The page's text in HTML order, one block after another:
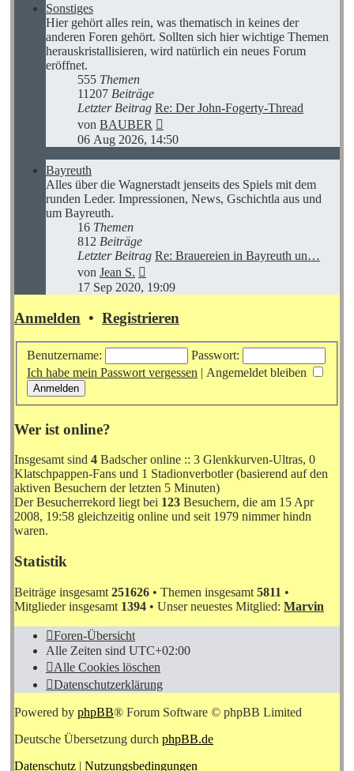
Sonstiges
Hier gehört alles rein, was thematisch in keines der
anderen Foren gehört. Sollten sich hier wichtige Themen
herauskristallisieren, wird natürlich ein neues Forum
eröffnet.
555 Themen
11207 Beiträge
Letzter Beitrag Re: Der John-Fogerty-Thread
von BAUBER
Beitrag
06 Aug 2026, 14:50
Bayreuth
Alles über die Wagnerstadt jenseits des Spiels mit dem
runden Leder. Impressionen, News, Gschichtla aus und
um Bayreuth.
16 Themen
812 Beiträge
Letzter Beitrag Re: Brauereien in Bayreuth un…
von Jean S.
Beitrag
17 Sep 2020, 19:09
Anmelden • Registrieren
Benutzername:
Passwort:
Ich habe mein Passwort vergessen | Angemeldet bleiben
Wer ist online?
Insgesamt sind 4 Badscher online :: 3 Glenkkurven-Ultras, 0
Klatschpappen-Fans und 1 Stadionverbotler (basierend auf den
aktiven Besuchern der letzten 5 Minuten)
Der Besucherrekord liegt bei 123 Besuchern, die am 15 Apr
2008, 19:58 gleichzeitig online und seit 1979 nimmer hindn
waren.
Statistik
Beiträge insgesamt 251626 • Themen insgesamt 5811 •
Mitglieder insgesamt 1394 • Unser neuestes Mitglied: Marvin
Foren-Übersicht
Alle Zeiten sind UTC+02:00
Alle Cookies löschen
Datenschutzerklärung
Powered by phpBB® Forum Software © phpBB Limited
Deutsche Übersetzung durch phpBB.de
Datenschutz | Nutzungsbedingungen